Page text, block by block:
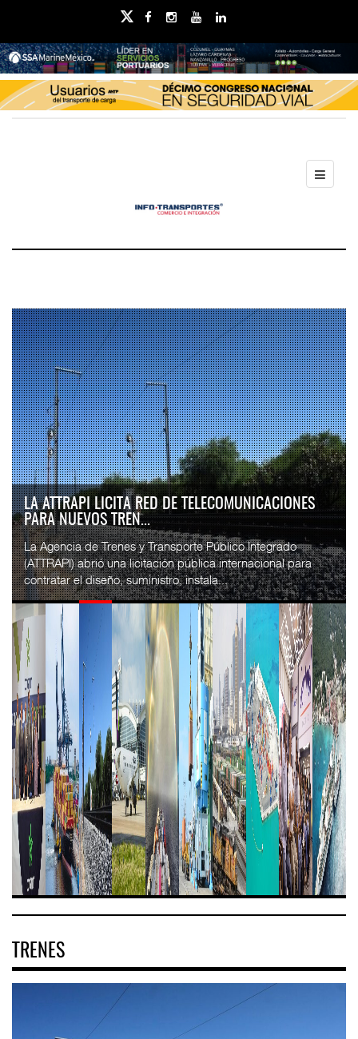
LA ATTRAPI LICITA RED DE TELECOMUNICACIONES
PARA NUEVOS TREN...
La Agencia de Trenes y Transporte Público Integrado
(ATTRAPI) abrió una licitación pública internacional para
contratar el diseño, suministro, instala...
TRENES